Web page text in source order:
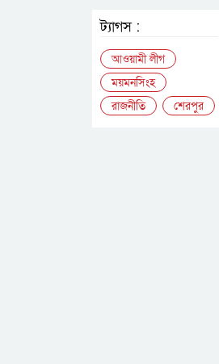
ট্যাগস :
আওয়ামী লীগ
ময়মনসিংহ
রাজনীতি
শেরপুর